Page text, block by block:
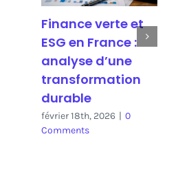
Finance verte et
ESG en France :
analyse d’une
transformation
durable
février 18th, 2026 | 0
Comments